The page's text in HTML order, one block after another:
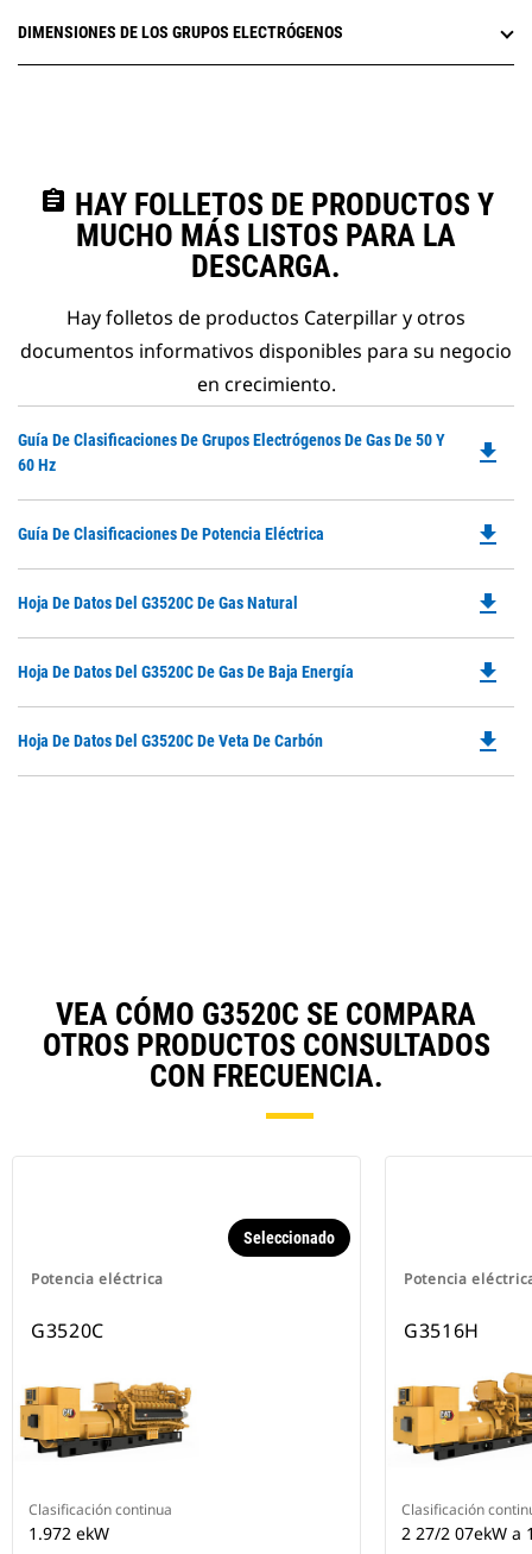
DIMENSIONES DE LOS GRUPOS ELECTRÓGENOS
assignment HAY FOLLETOS DE PRODUCTOS Y
MUCHO MÁS LISTOS PARA LA
DESCARGA.
Hay folletos de productos Caterpillar y otros
documentos informativos disponibles para su negocio
en crecimiento.
Guía De Clasificaciones De Grupos Electrógenos De Gas De 50 Y
60 Hz
file_download
Guía De Clasificaciones De Potencia Eléctrica
a
file_download
Hoja De Datos Del G3520C De Gas Natural
a
file_download
Hoja De Datos Del G3520C De Gas De Baja Energía
a
file_download
Hoja De Datos Del G3520C De Veta De Carbón file_download
VEA CÓMO G3520C SE COMPARA
OTROS PRODUCTOS CONSULTADOS
CON FRECUENCIA.
Potencia eléctrica
Seleccionado
G3520C
Clasificación continua
1.972 ekW
Potencia
G3516H
Clasificación
2 27/2 07ekW a